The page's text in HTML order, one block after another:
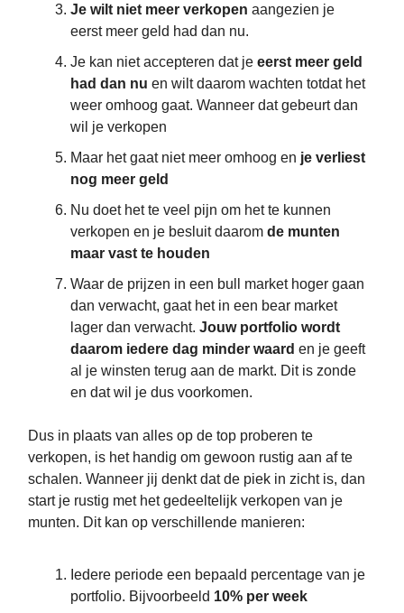
Je wilt niet meer verkopen aangezien je
eerst meer geld had dan nu.
Je kan niet accepteren dat je eerst meer geld
had dan nu en wilt daarom wachten totdat het
weer omhoog gaat. Wanneer dat gebeurt dan
wil je verkopen
Maar het gaat niet meer omhoog en je verliest
nog meer geld
Nu doet het te veel pijn om het te kunnen
verkopen en je besluit daarom de munten
maar vast te houden
Waar de prijzen in een bull market hoger gaan
dan verwacht, gaat het in een bear market
lager dan verwacht. Jouw portfolio wordt
daarom iedere dag minder waard en je geeft
al je winsten terug aan de markt. Dit is zonde
en dat wil je dus voorkomen.
Dus in plaats van alles op de top proberen te
verkopen, is het handig om gewoon rustig aan af te
schalen. Wanneer jij denkt dat de piek in zicht is, dan
start je rustig met het gedeeltelijk verkopen van je
munten. Dit kan op verschillende manieren:
Iedere periode een bepaald percentage van je
portfolio. Bijvoorbeeld 10% per week